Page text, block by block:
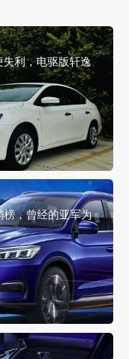
利，电驱版轩逸
，曾经的亚军为